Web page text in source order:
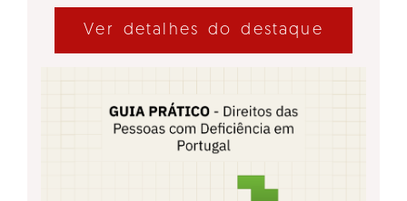
Ver detalhes do destaque